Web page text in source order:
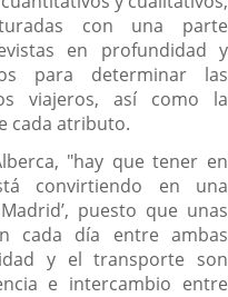
con una parte
en profundidad y
para determinar las
viajeros, así como la
cada atributo.
"hay que tener en
convirtiendo en una
puesto que unas
cada día entre ambas
y el transporte son
e intercambio entre